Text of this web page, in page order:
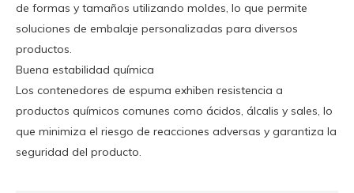
de formas y tamaños utilizando moldes, lo que permite
soluciones de embalaje personalizadas para diversos
productos.
Buena estabilidad química
Los contenedores de espuma exhiben resistencia a
productos químicos comunes como ácidos, álcalis y sales, lo
que minimiza el riesgo de reacciones adversas y garantiza la
seguridad del producto.